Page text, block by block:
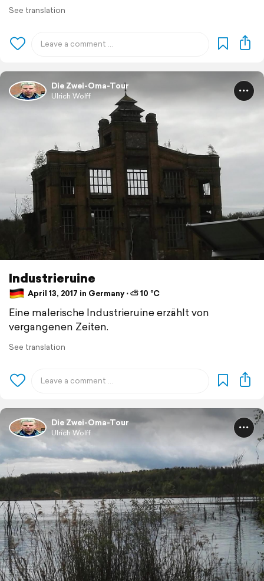
See translation
Die Zwei-Oma-Tour
Ulrich Wolff
Industrieruine
April 13, 2017 in Germany ⋅ ⛅ 10 °C
Eine malerische Industrieruine erzählt von
vergangenen Zeiten.
See translation
Die Zwei-Oma-Tour
Ulrich Wolff